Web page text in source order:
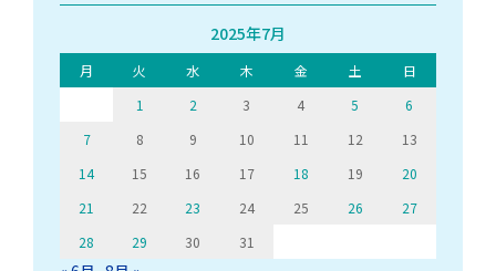
2025年7月
月 火 水 木 金 土
日
1
2 3 4 5
6
7
8 9 10 11 12
13
14
15 16 17 18 19
20
21
22 23 24 25 26
27
28
29 30 31